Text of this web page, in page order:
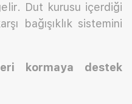
Dut kurusu içerdiği
bağışıklık sistemini
kormaya destek